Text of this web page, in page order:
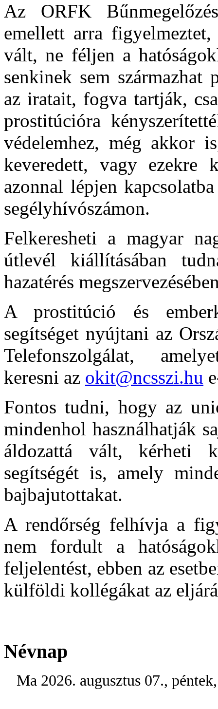
Az ORFK
emellett arra
vált, ne féljen a
senkinek sem
az iratait, fogva tartják,
prostitúcióra
védelemhez, még akkor
keveredett, vagy ezekre
azonnal lépjen
segélyhívószámon.
Felkeresheti a magyar
útlevél kiállításában
hazatérés
A prostitúció és
segítséget nyújtani az
Telefonszolgálat,
keresni az okit@ncsszi.hu
Fontos tudni, hogy az
mindenhol használhatják
áldozattá vált, kérheti
segítségét is, amely
bajbajutottakat.
A rendőrség felhívja a
nem fordult a
feljelentést, ebben az
külföldi kollégákat az
Névnap
Ma 2026. augusztus 07.,